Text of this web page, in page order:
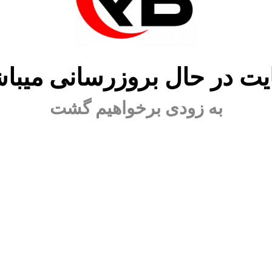
در حال بروزرسانی
به زودی برخواهیم گشت